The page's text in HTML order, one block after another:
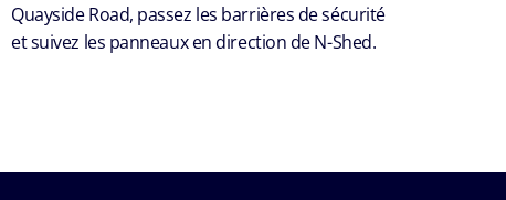
Quayside Road, passez les barrières de sécurité
et suivez les panneaux en direction de N-Shed.